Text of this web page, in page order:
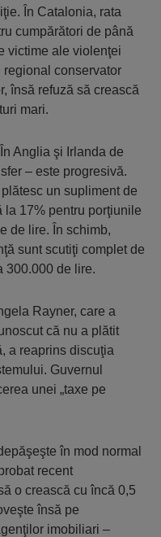
În Catalonia, rata
cumpărători de până
victime ale violenţei
conservator
însă refuză să crească
mari.
Anglia şi Irlanda de
– este progresivă.
un supliment de
la 17% pentru porţiunile
de lire. În schimb,
sunt scutiţi complet de
300.000 de lire.
Rayner, care a
că nu a plătit
a reaprins discuţia
Guvernul
unei „taxe pe
în mod normal
recent
o crească cu încă 0,5
însă pe
imobiliari –